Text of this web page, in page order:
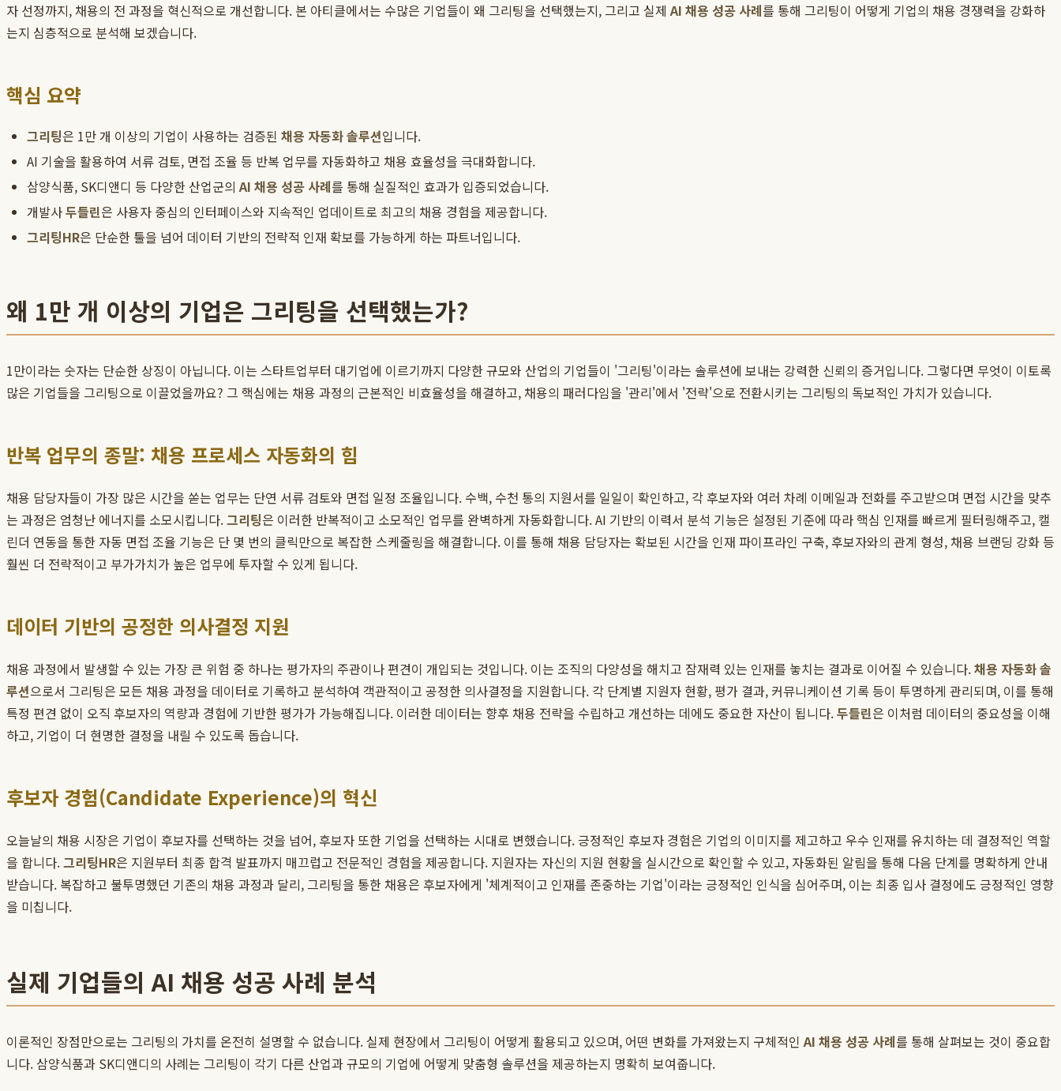
자 선정까지, 채용의 전 과정을 혁신적으로 개선합니다. 본 아티클에서는 수많은 기업들이 왜 그리팅을 선택했는지, 그리고 실제AI 채용 성공 사례를 통해 그리팅이 어떻게 기업의 채용 경쟁력을 강화하
는지 심층적으로 분석해 보겠습니다.
핵심 요약
그리팅은 1만 개 이상의 기업이 사용하는 검증된 채용 자동화 솔루션입니다.
AI 기술을 활용하여 서류 검토, 면접 조율 등 반복 업무를 자동화하고 채용 효율성을 극대화합니다.
삼양식품, SK디앤디 등 다양한 산업군의AI 채용 성공 사례를 통해 실질적인 효과가 입증되었습니다.
개발사두들린은 사용자 중심의 인터페이스와 지속적인 업데이트로 최고의 채용 경험을 제공합니다.
그리팅HR은 단순한 툴을 넘어 데이터 기반의 전략적 인재 확보를 가능하게 하는 파트너입니다.
왜 1만 개 이상의 기업은 그리팅을 선택했는가?
1만이라는 숫자는 단순한 상징이 아닙니다. 이는 스타트업부터 대기업에 이르기까지 다양한 규모와 산업의 기업들이 '그리팅'이라는 솔루션에 보내는 강력한 신뢰의 증거입니다. 그렇다면 무엇이 이토록
많은 기업들을 그리팅으로 이끌었을까요? 그 핵심에는 채용 과정의 근본적인 비효율성을 해결하고, 채용의 패러다임을 '관리'에서 '전략'으로 전환시키는 그리팅의 독보적인 가치가 있습니다.
반복 업무의 종말: 채용 프로세스 자동화의 힘
채용 담당자들이 가장 많은 시간을 쏟는 업무는 단연 서류 검토와 면접 일정 조율입니다. 수백, 수천 통의 지원서를 일일이 확인하고, 각 후보자와 여러 차례 이메일과 전화를 주고받으며 면접 시간을 맞추
는 과정은 엄청난 에너지를 소모시킵니다.그리팅은 이러한 반복적이고 소모적인 업무를 완벽하게 자동화합니다. AI 기반의 이력서 분석 기능은 설정된 기준에 따라 핵심 인재를 빠르게 필터링해주고, 캘
린더 연동을 통한 자동 면접 조율 기능은 단 몇 번의 클릭만으로 복잡한 스케줄링을 해결합니다. 이를 통해 채용 담당자는 확보된 시간을 인재 파이프라인 구축, 후보자와의 관계 형성, 채용 브랜딩 강화 등
훨씬 더 전략적이고 부가가치가 높은 업무에 투자할 수 있게 됩니다.
데이터 기반의 공정한 의사결정 지원
채용 과정에서 발생할 수 있는 가장 큰 위험 중 하나는 평가자의 주관이나 편견이 개입되는 것입니다. 이는 조직의 다양성을 해치고 잠재력 있는 인재를 놓치는 결과로 이어질 수 있습니다.채용 자동화 솔
루션으로서 그리팅은 모든 채용 과정을 데이터로 기록하고 분석하여 객관적이고 공정한 의사결정을 지원합니다. 각 단계별 지원자 현황, 평가 결과, 커뮤니케이션 기록 등이 투명하게 관리되며, 이를 통해
특정 편견 없이 오직 후보자의 역량과 경험에 기반한 평가가 가능해집니다. 이러한 데이터는 향후 채용 전략을 수립하고 개선하는 데에도 중요한 자산이 됩니다.두들린은 이처럼 데이터의 중요성을 이해
하고, 기업이 더 현명한 결정을 내릴 수 있도록 돕습니다.
후보자 경험(Candidate Experience)의 혁신
오늘날의 채용 시장은 기업이 후보자를 선택하는 것을 넘어, 후보자 또한 기업을 선택하는 시대로 변했습니다. 긍정적인 후보자 경험은 기업의 이미지를 제고하고 우수 인재를 유치하는 데 결정적인 역할
을 합니다.그리팅HR은 지원부터 최종 합격 발표까지 매끄럽고 전문적인 경험을 제공합니다. 지원자는 자신의 지원 현황을 실시간으로 확인할 수 있고, 자동화된 알림을 통해 다음 단계를 명확하게 안내
받습니다. 복잡하고 불투명했던 기존의 채용 과정과 달리, 그리팅을 통한 채용은 후보자에게 '체계적이고 인재를 존중하는 기업'이라는 긍정적인 인식을 심어주며, 이는 최종 입사 결정에도 긍정적인 영향
을 미칩니다.
실제 기업들의 AI 채용 성공 사례 분석
이론적인 장점만으로는 그리팅의 가치를 온전히 설명할 수 없습니다. 실제 현장에서 그리팅이 어떻게 활용되고 있으며, 어떤 변화를 가져왔는지 구체적인AI 채용 성공 사례를 통해 살펴보는 것이 중요합
니다. 삼양식품과 SK디앤디의 사례는 그리팅이 각기 다른 산업과 규모의 기업에 어떻게 맞춤형 솔루션을 제공하는지 명확히 보여줍니다.